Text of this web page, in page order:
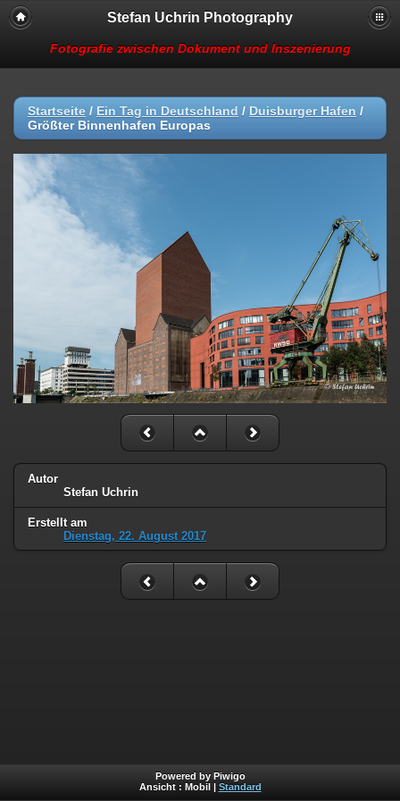
Stefan Uchrin Photography
Fotografie zwischen Dokument und Inszenierung
Startseite / Ein Tag in Deutschland / Duisburger Hafen /
Größter Binnenhafen Europas
Autor
Stefan Uchrin
Erstellt am
Dienstag, 22. August 2017
Powered by Piwigo
Ansicht : Mobil Standard